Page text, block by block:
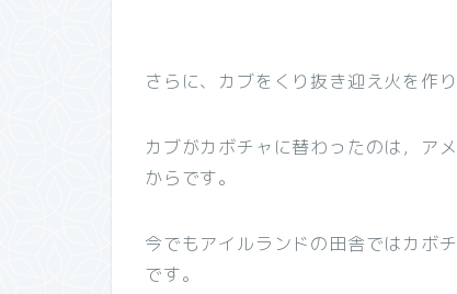
さらに、カブをくり抜き迎え火を作
カブがカボチャに替わったのは，ア
からです。
今でもアイルランドの田舎ではカボ
です。